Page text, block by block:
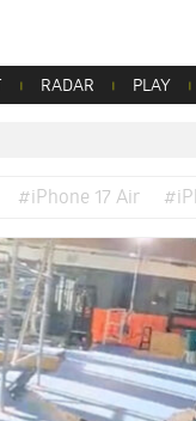
RADAR PLAY
#iPhone 17 Air